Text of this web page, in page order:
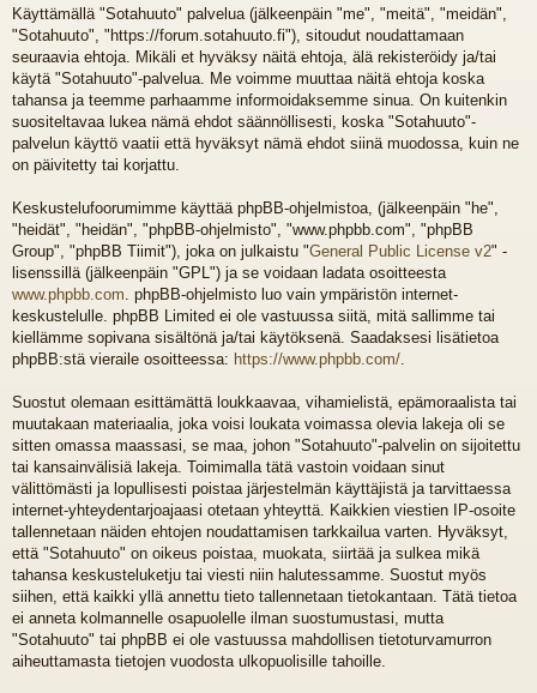
lu
ee
t
Käyttämällä "Sotahuuto" palvelua (jälkeenpäin "me", "meitä", "meidän",
"Sotahuuto", "https://forum.sotahuuto.fi"), sitoudut noudattamaan
seuraavia ehtoja. Mikäli et hyväksy näitä ehtoja, älä rekisteröidy ja/tai
käytä "Sotahuuto"-palvelua. Me voimme muuttaa näitä ehtoja koska
tahansa ja teemme parhaamme informoidaksemme sinua. On kuitenkin
suositeltavaa lukea nämä ehdot säännöllisesti, koska "Sotahuuto"-
palvelun käyttö vaatii että hyväksyt nämä ehdot siinä muodossa, kuin ne
on päivitetty tai korjattu.
Keskustelufoorumimme käyttää phpBB-ohjelmistoa, (jälkeenpäin "he",
"heidät", "heidän", "phpBB-ohjelmisto", "www.phpbb.com", "phpBB
Group", "phpBB Tiimit"), joka on julkaistu "General Public License v2" -
lisenssillä (jälkeenpäin "GPL") ja se voidaan ladata osoitteesta
www.phpbb.com . phpBB-ohjelmisto luo vain ympäristön internet-
keskustelulle. phpBB Limited ei ole vastuussa siitä, mitä sallimme tai
kiellämme sopivana sisältönä ja/tai käytöksenä. Saadaksesi lisätietoa
phpBB:stä vieraile osoitteessa: https://www.phpbb.com/
Suostut olemaan esittämättä loukkaavaa, vihamielistä, epämoraalista tai
muutakaan materiaalia, joka voisi loukata voimassa olevia lakeja oli se
sitten omassa maassasi, se maa, johon "Sotahuuto"-palvelin on sijoitettu
tai kansainvälisiä lakeja. Toimimalla tätä vastoin voidaan sinut
välittömästi ja lopullisesti poistaa järjestelmän käyttäjistä ja tarvittaessa
internet-yhteydentarjoajaasi otetaan yhteyttä. Kaikkien viestien IP-osoite
tallennetaan näiden ehtojen noudattamisen tarkkailua varten. Hyväksyt,
että "Sotahuuto" on oikeus poistaa, muokata, siirtää ja sulkea mikä
tahansa keskusteluketju tai viesti niin halutessamme. Suostut myös
siihen, että kaikki yllä annettu tieto tallennetaan tietokantaan. Tätä tietoa
ei anneta kolmannelle osapuolelle ilman suostumustasi, mutta
"Sotahuuto" tai phpBB ei ole vastuussa mahdollisen tietoturvamurron
aiheuttamasta tietojen vuodosta ulkopuolisille tahoille.